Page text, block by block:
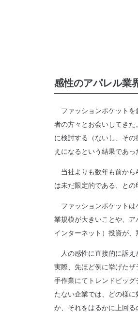
感性のアパレル業
ファッションポケットを
者の方々とお会いしてき
に検討する（ないし、そ
えになるという結果であっ
当社よりも数年も前から
は未だ限定的である、との
ファッションポケットは
業規模が大きいことや、
インターネット）投資が、
人の感性に直接的に訴え
実際、先ほど例に挙げたザ
手作業にてトレンドビッ
たない企業では、どの様
か、それをはるかに上回